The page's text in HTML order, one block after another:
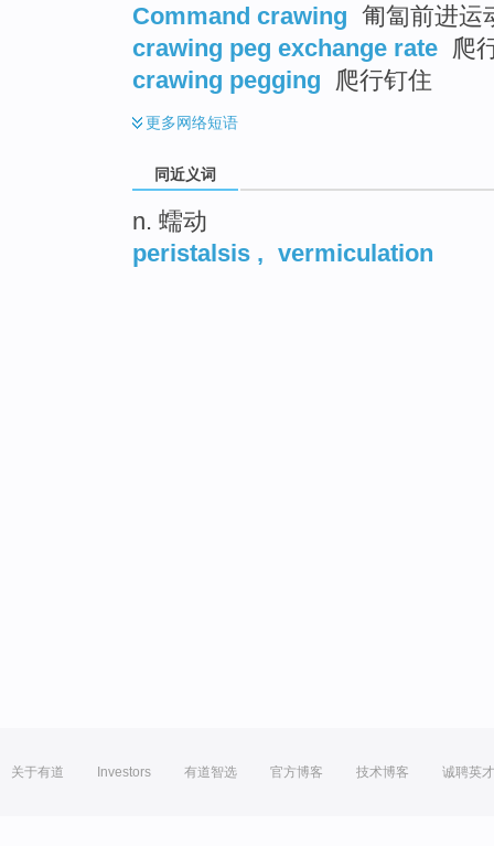
Command crawing 匍匐前进运
crawing peg exchange rate 爬
crawing pegging
爬行钉住
更多网络短语
同近义词
n. 蠕动
peristalsis , vermiculation
关于有道 Investors 有道智选 官方博客 技术博客 诚聘英才